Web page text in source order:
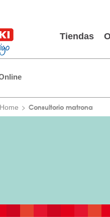
Tiendas
Home Consultorio matrona